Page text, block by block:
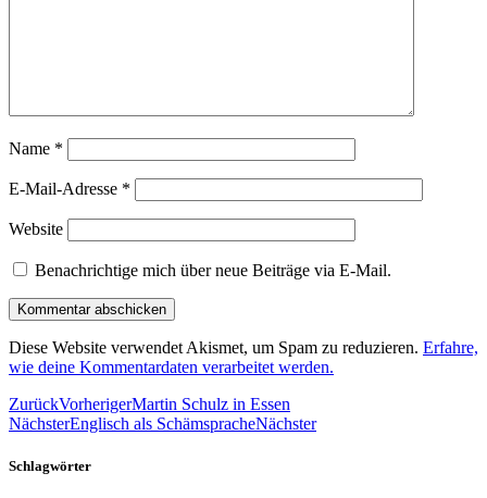
Name *
E-Mail-Adresse *
Website
Benachrichtige mich über neue Beiträge via E-Mail.
Diese Website verwendet Akismet, um Spam zu reduzieren. Erfahre,
wie deine Kommentardaten verarbeitet werden.
ZurückVorherigerMartin Schulz in Essen
NächsterEnglisch als SchämspracheNächster
Schlagwörter